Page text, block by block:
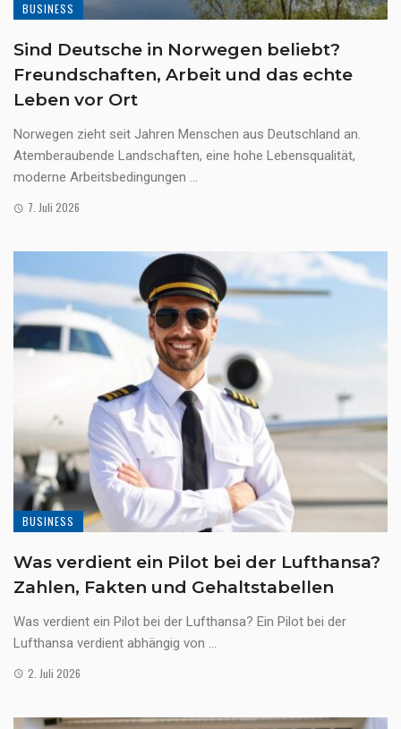
BUSINESS
Sind Deutsche in Norwegen beliebt?
Freundschaften, Arbeit und das echte
Leben vor Ort
Norwegen zieht seit Jahren Menschen aus Deutschland an.
Atemberaubende Landschaften, eine hohe Lebensqualität,
moderne Arbeitsbedingungen ...
7. Juli 2026
BUSINESS
Was verdient ein Pilot bei der Lufthansa?
Zahlen, Fakten und Gehaltstabellen
Was verdient ein Pilot bei der Lufthansa? Ein Pilot bei der
Lufthansa verdient abhängig von ...
2. Juli 2026